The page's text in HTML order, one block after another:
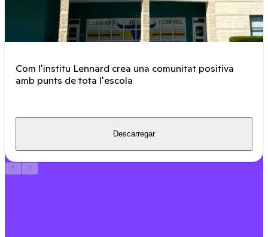
Com l'institu Lennard crea una comunitat positiva
amb punts de tota l'escola
Descarregar